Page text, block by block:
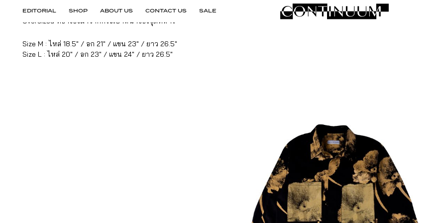
EDITORIAL SHOP ABOUT US CONTACT US SALE
กับเทคนิค Hand Screen ทั้งตัว และกระเป๋าด้านหน้าทรง
Oversized ที่อ้างอิงมาจากกระเป๋าหน้าของชุดทหาร
Size M : ไหล่ 18.5″ / อก 21″ / แขน 23″ / ยาว 26.5″
Size L : ไหล่ 20″ / อก 23″ / แขน 24″ / ยาว 26.5″